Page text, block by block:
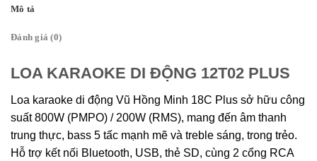
Mô tả
Đánh giá (0)
LOA KARAOKE DI ĐỘNG 12T02 PLUS
Loa karaoke di động Vũ Hồng Minh 18C Plus sở hữu công
suất 800W (PMPO) / 200W (RMS), mang đến âm thanh
trung thực, bass 5 tấc mạnh mẽ và treble sáng, trong trẻo.
Hỗ trợ kết nối Bluetooth, USB, thẻ SD, cùng 2 cổng RCA